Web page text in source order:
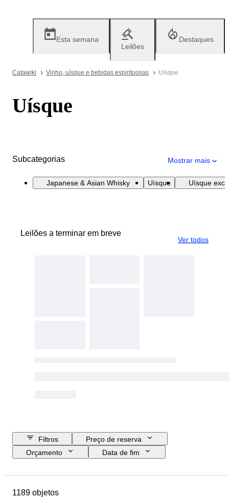
Esta semana
Leilões
Destaques
Catawiki Vinho, uísque e bebidas espirituosas Uísque
Uísque
Subcategorias Mostrar mais
Japanese & Asian Whisky Uísque Uísque
Leilões a terminar em breve
Ver todos
Filtros
Preço de reserva
Orçamento
Data de fim
Material
1189 objetos